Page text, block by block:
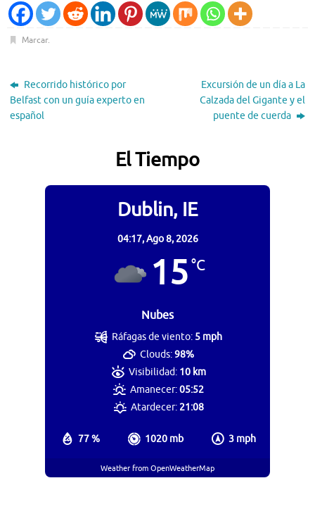
Marcar.
Recorrido histórico por
Belfast con un guía experto en
español
Excursión de un día a La
Calzada del Gigante y el
puente de cuerda
El Tiempo
Dublin, IE
04:17,Ago 8, 2026
15°C
Nubes
77 % 1020 mb 3 mph
Ráfagas de viento: 5 mph
Clouds:98%
Visibilidad: 10 km
Amanecer:05:52
Atardecer:21:08
Weather from OpenWeatherMap